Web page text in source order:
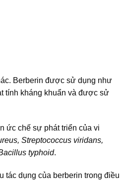
Berberin được sử dụng như
tính kháng khuẩn và được sử
ức chế sự phát triển của vi
Streptococcus viridans,
typhoid.
tác dụng của berberin trong điều